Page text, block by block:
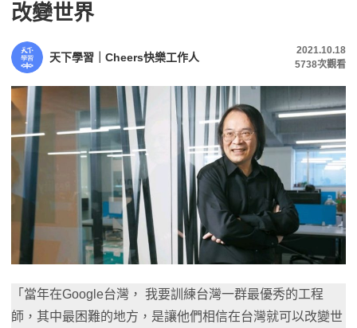
改變世界
天下學習｜Cheers快樂工作人
2021.10.18
5738次觀看
「當年在Google台灣， 我要訓練台灣一群最優秀的工程
師，其中最困難的地方，是讓他們相信在台灣就可以改變世